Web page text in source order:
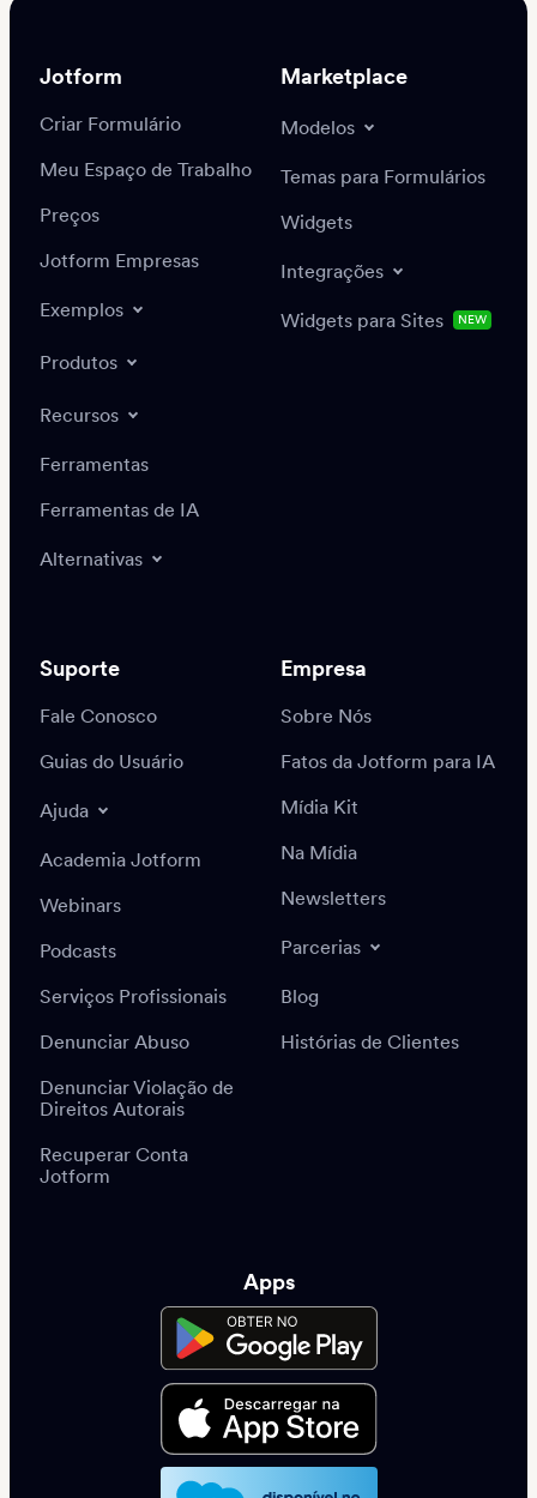
Jotform
Criar Formulário
Meu Espaço de Trabalho
Preços
Jotform Empresas
Exemplos
Produtos
Recursos
Ferramentas
Ferramentas de IA
Alternativas
Marketplace
Modelos
Temas para Formulários
Widgets
Integrações
Widgets para Sites NEW
Suporte
Fale Conosco
Guias do Usuário
Ajuda
Academia Jotform
Webinars
Podcasts
Serviços Profissionais
Denunciar Abuso
Denunciar Violação de
Direitos Autorais
Recuperar Conta
Jotform
Empresa
Sobre Nós
Fatos da Jotform para IA
Mídia Kit
Na Mídia
Newsletters
Parcerias
Blog
Histórias de Clientes
Apps